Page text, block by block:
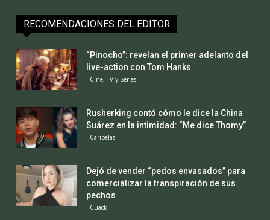
RECOMENDACIONES DEL EDITOR
“Pinocho”: revelan el primer adelanto del
live-action con Tom Hanks
Cine, TV y Series
Rusherking contó cómo le dice la China
Suárez en la intimidad: “Me dice Thomy”
Caripelas
Dejó de vender “pedos envasados” para
comercializar la transpiración de sus
pechos
Cuack!